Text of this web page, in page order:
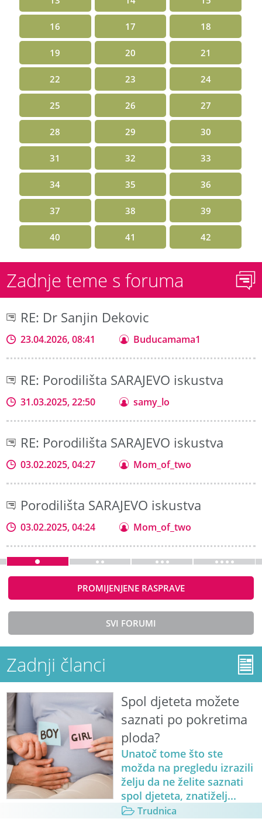
16 17 18
19 20 21
22 23 24
25 26 27
28 29 30
31 32 33
34 35 36
37 38 39
40 41 42
Zadnje teme s foruma
RE: Dr Sanjin Dekovic
23.04.2026, 08:41 Buducamama1
RE: Porodilišta SARAJEVO iskustva
31.03.2025, 22:50 samy_lo
RE: Porodilišta SARAJEVO iskustva
03.02.2025, 04:27 Mom_of_two
Porodilišta SARAJEVO iskustva
03.02.2025, 04:24 Mom_of_two
PROMIJENJENE RASPRAVE
SVI FORUMI
Zadnji članci
Spol djeteta možete
saznati po pokretima
ploda?
Unatoč tome što ste
možda na pregledu izrazili
želju da ne želite saznati
spol djeteta, znatiželj...
Trudnica